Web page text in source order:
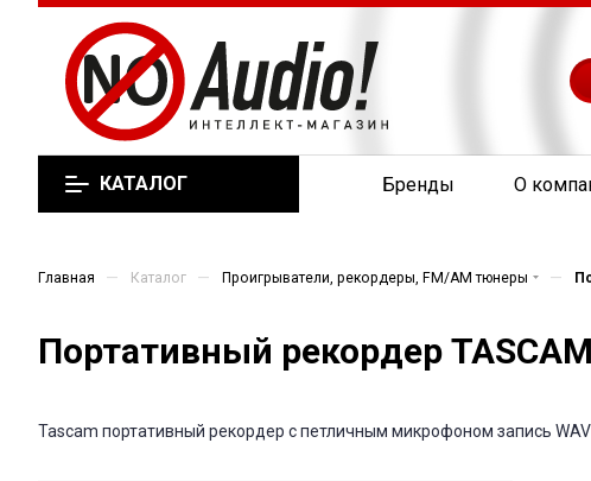
КАТАЛОГ Бренды О
Главная — Каталог — Проигрыватели, рекордеры, FM/AM тюнеры —
Портативный рекордер
Tascam портативный рекордер с петличным микрофоном запись